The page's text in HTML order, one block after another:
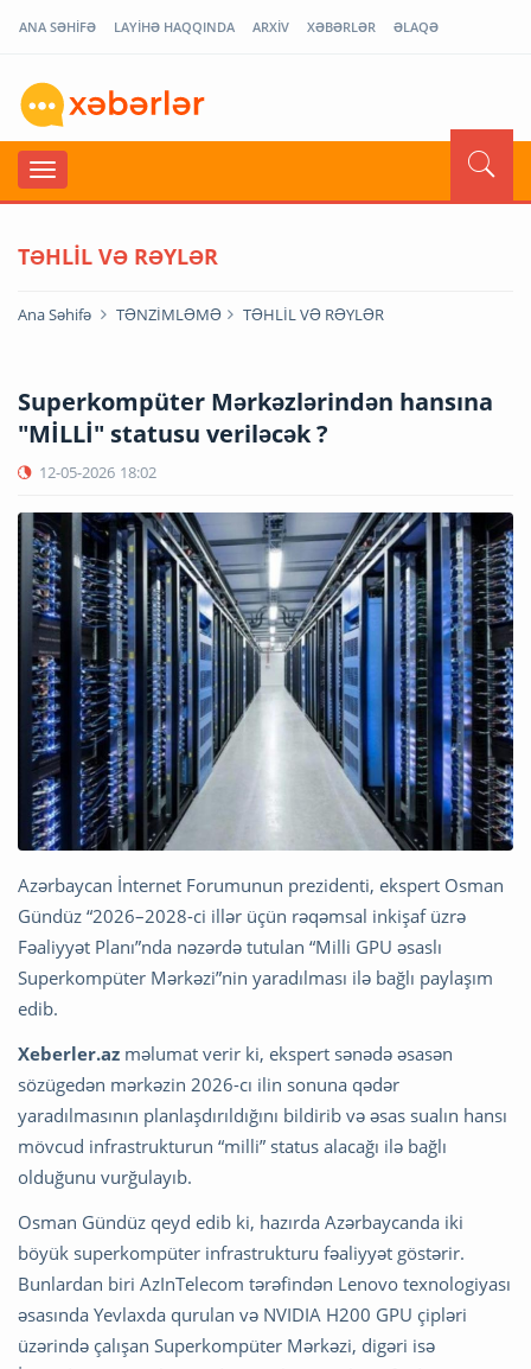
ANA SƏHİFƏ LAYİHƏ HAQQINDA ARXİV XƏBƏRLƏR ƏLAQƏ
TƏHLİL VƏ RƏYLƏR
Ana Səhifə TƏNZİMLƏMƏ TƏHLİL VƏ RƏYLƏR
Superkompüter Mərkəzlərindən hansına
"MİLLİ" statusu veriləcək ?
12-05-2026 18:02
Azərbaycan İnternet Forumunun prezidenti, ekspert Osman
Gündüz “2026–2028-ci illər üçün rəqəmsal inkişaf üzrə
Fəaliyyət Planı”nda nəzərdə tutulan “Milli GPU əsaslı
Superkompüter Mərkəzi”nin yaradılması ilə bağlı paylaşım
edib.
Xeberler.az məlumat verir ki, ekspert sənədə əsasən
sözügedən mərkəzin 2026-cı ilin sonuna qədər
yaradılmasının planlaşdırıldığını bildirib və əsas sualın hansı
mövcud infrastrukturun “milli” status alacağı ilə bağlı
olduğunu vurğulayıb.
Osman Gündüz qeyd edib ki, hazırda Azərbaycanda iki
böyük superkompüter infrastrukturu fəaliyyət göstərir.
Bunlardan biri AzInTelecom tərəfindən Lenovo texnologiyası
əsasında Yevlaxda qurulan və NVIDIA H200 GPU çipləri
üzərində çalışan Superkompüter Mərkəzi, digəri isə